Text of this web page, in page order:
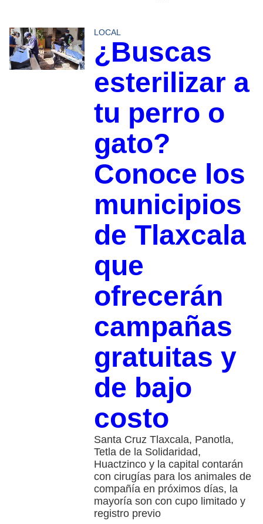
LOCAL
¿Buscas
esterilizar a
tu perro o
gato?
Conoce los
municipios
de Tlaxcala
que
ofrecerán
campañas
gratuitas y
de bajo
costo
Santa Cruz Tlaxcala, Panotla,
Tetla de la Solidaridad,
Huactzinco y la capital contarán
con cirugías para los animales de
compañía en próximos días, la
mayoría son con cupo limitado y
registro previo